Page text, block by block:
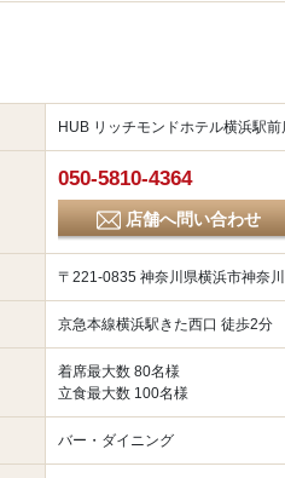
HUB リッチモンドホテル横浜駅前
050-5810-4364
店舗へ問い合わせ
〒221-0835 神奈川県横浜市神奈
京急本線横浜駅きた西口 徒歩2分
着席最大数 80名様
立食最大数 100名様
バー・ダイニング